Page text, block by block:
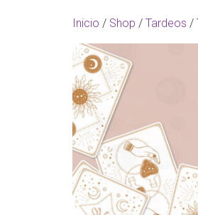
Inicio / Shop / Tardeos /